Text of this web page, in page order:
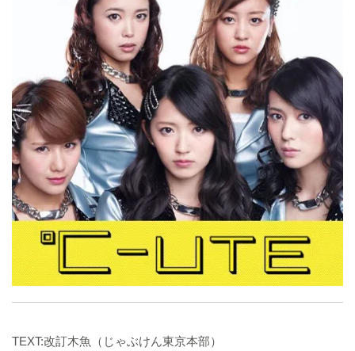
TEXT:改訂木魚（じゃぶけん東京本部）